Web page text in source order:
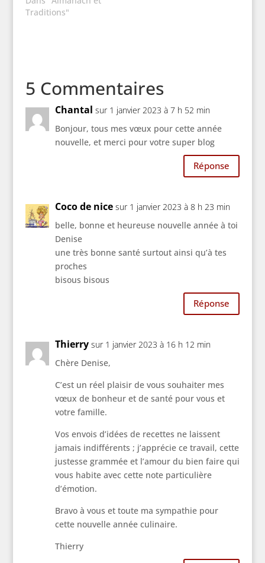
Traditions"
5 Commentaires
Chantal sur 1 janvier 2023 à 7 h 52 min
Bonjour, tous mes vœux pour cette année
nouvelle, et merci pour votre super blog
Réponse
Coco de nice sur 1 janvier 2023 à 8 h 23 min
belle, bonne et heureuse nouvelle année à toi
Denise
une très bonne santé surtout ainsi qu’à tes
proches
bisous bisous
Réponse
Thierry sur 1 janvier 2023 à 16 h 12 min
Chère Denise,
C’est un réel plaisir de vous souhaiter mes
vœux de bonheur et de santé pour vous et
votre famille.
Vos envois d’idées de recettes ne laissent
jamais indifférents ; j’apprécie ce travail, cette
justesse grammée et l’amour du bien faire qui
vous habite avec cette note particulière
d’émotion.
Bravo à vous et toute ma sympathie pour
cette nouvelle année culinaire.
Thierry